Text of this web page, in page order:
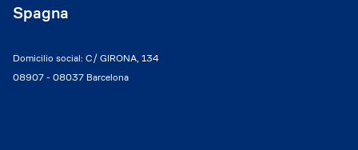
Spagna
Domicilio social: C/ GIRONA, 134
08907 - 08037 Barcelona